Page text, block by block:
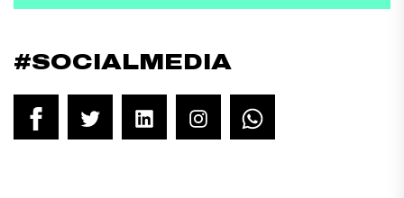
#SOCIALMEDIA
FacebookTwitter LinkedInInstagram